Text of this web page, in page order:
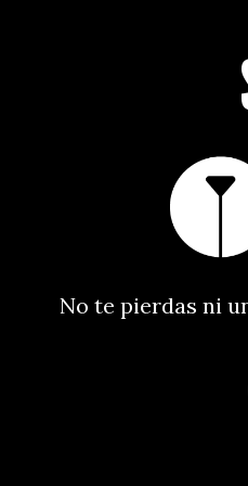
No te pierdas ni